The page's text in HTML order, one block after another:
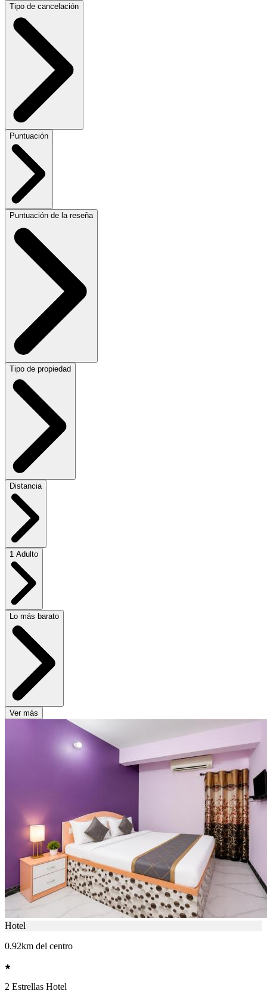
Tipo de cancelación
Puntuación
Puntuación de la reseña
Tipo de propiedad
Distancia
1 Adulto
Lo más barato
Ver más
Hotel
0.92km del centro
2 Estrellas Hotel